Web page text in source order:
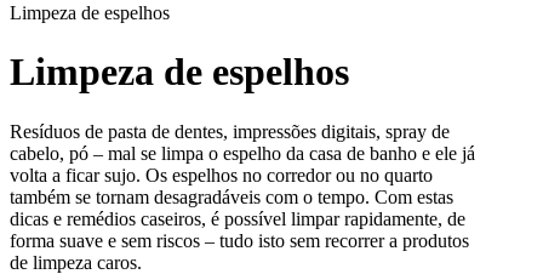
Limpeza de espelhos
Limpeza de espelhos
Resíduos de pasta de dentes, impressões digitais, spray de
cabelo, pó – mal se limpa o espelho da casa de banho e ele já
volta a ficar sujo. Os espelhos no corredor ou no quarto
também se tornam desagradáveis com o tempo. Com estas
dicas e remédios caseiros, é possível limpar rapidamente, de
forma suave e sem riscos – tudo isto sem recorrer a produtos
de limpeza caros.